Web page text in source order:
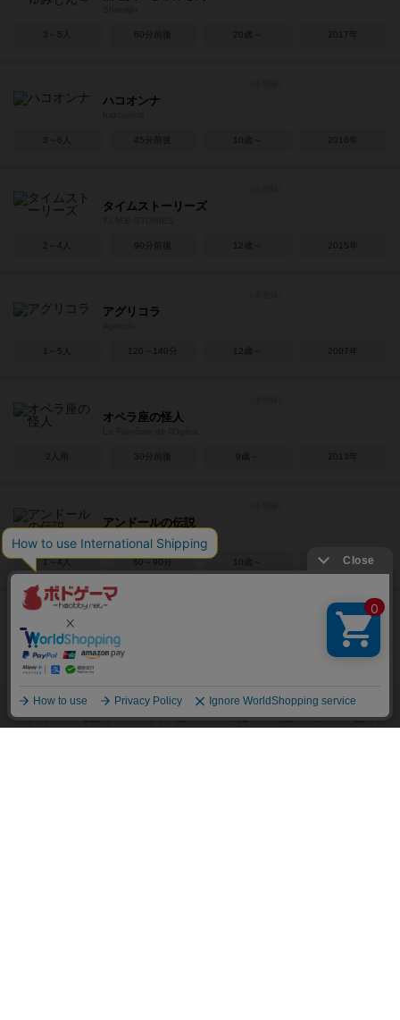
3～5人 60分前後 20歳～ 2017年
ハコオンナ
3～6人 45分前後 10歳～ 2016年
タイムストーリーズ
2～4人 90分前後 12歳～ 2015年
アグリコラ
1～5人 120～140分 12歳～ 2007年
オペラ座の怪人
2人用 30分前後 9歳～ 2013年
アンドールの伝説
Legends of Andor
1～4人 60～90分 10歳～ 2012年
Rococo
2～5人